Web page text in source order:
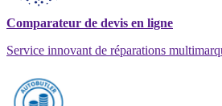
Comparateur de devis en ligne
Service innovant de réparations